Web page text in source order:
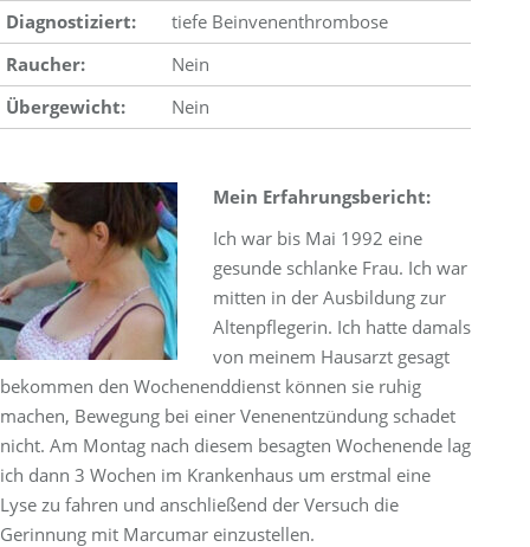
Diagnostiziert:
tiefe Beinvenenthrombose
Raucher:
Nein
Übergewicht:
Nein
Mein Erfahrungsbericht:
Ich war bis Mai 1992 eine
gesunde schlanke Frau. Ich war
mitten in der Ausbildung zur
Altenpflegerin. Ich hatte damals
von meinem Hausarzt gesagt
bekommen den Wochenenddienst können sie ruhig
machen, Bewegung bei einer Venenentzündung schadet
nicht. Am Montag nach diesem besagten Wochenende lag
ich dann 3 Wochen im Krankenhaus um erstmal eine
Lyse zu fahren und anschließend der Versuch die
Gerinnung mit Marcumar einzustellen.